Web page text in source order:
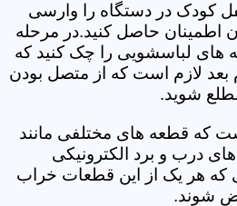
کودک در دستگاه را وارسی
اطمینان حاصل کنید.در مرحله
های لباسشویی را چک کنید که
بعد لازم است که از متصل بودن
شوید.
که قطعه های مختلفی مانند
درب و برد الکترونیکی
هر یک از این قطعات خراب
شوند.